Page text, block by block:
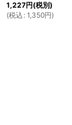
1,227円(税別)
(税込 : 1,350円)